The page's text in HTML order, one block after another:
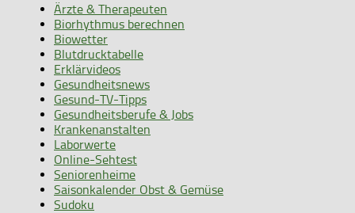
Ärzte & Therapeuten
Biorhythmus berechnen
Biowetter
Blutdrucktabelle
Erklärvideos
Gesundheitsnews
Gesund-TV-Tipps
Gesundheitsberufe & Jobs
Krankenanstalten
Laborwerte
Online-Sehtest
Seniorenheime
Saisonkalender Obst & Gemüse
Sudoku